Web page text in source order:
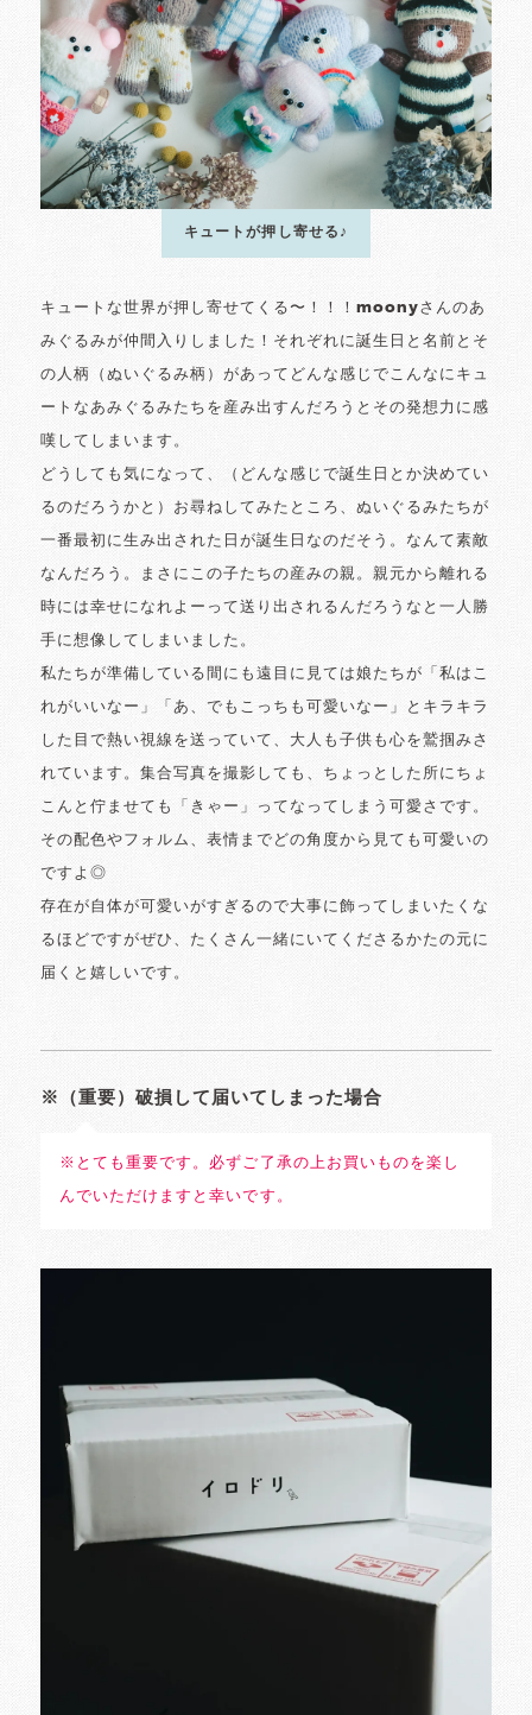
キュートが押し寄せる♪
キュートな世界が押し寄せてくる〜！！！moonyさんのあ
みぐるみが仲間入りしました！それぞれに誕生日と名前とそ
の人柄（ぬいぐるみ柄）があってどんな感じでこんなにキュ
ートなあみぐるみたちを産み出すんだろうとその発想力に感
嘆してしまいます。
どうしても気になって、（どんな感じで誕生日とか決めてい
るのだろうかと）お尋ねしてみたところ、ぬいぐるみたちが
一番最初に生み出された日が誕生日なのだそう。なんて素敵
なんだろう。まさにこの子たちの産みの親。親元から離れる
時には幸せになれよーって送り出されるんだろうなと一人勝
手に想像してしまいました。
私たちが準備している間にも遠目に見ては娘たちが「私はこ
れがいいなー」「あ、でもこっちも可愛いなー」とキラキラ
した目で熱い視線を送っていて、大人も子供も心を鷲掴みさ
れています。集合写真を撮影しても、ちょっとした所にちょ
こんと佇ませても「きゃー」ってなってしまう可愛さです。
その配色やフォルム、表情までどの角度から見ても可愛いの
ですよ◎
存在が自体が可愛いがすぎるので大事に飾ってしまいたくな
るほどですがぜひ、たくさん一緒にいてくださるかたの元に
届くと嬉しいです。
※（重要）破損して届いてしまった場合
※とても重要です。必ずご了承の上お買いものを楽し
んでいただけますと幸いです。